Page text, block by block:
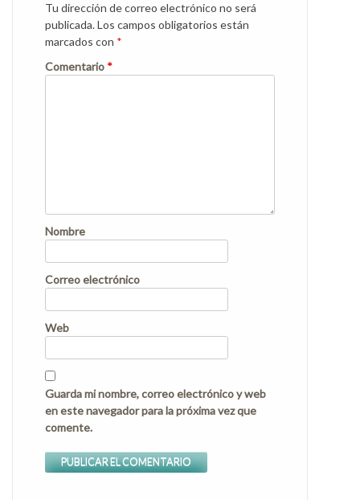
Tu dirección de correo electrónico no será
publicada.Los campos obligatorios están
marcados con *
Comentario *
Nombre
Correo electrónico
Web
Guarda mi nombre, correo electrónico y web
en este navegador para la próxima vez que
comente.